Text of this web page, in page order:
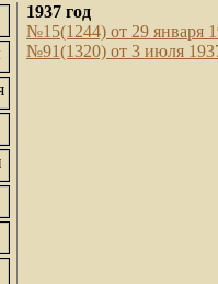
1937 год
№15(1244) от 29 января
№91(1320) от 3 июля